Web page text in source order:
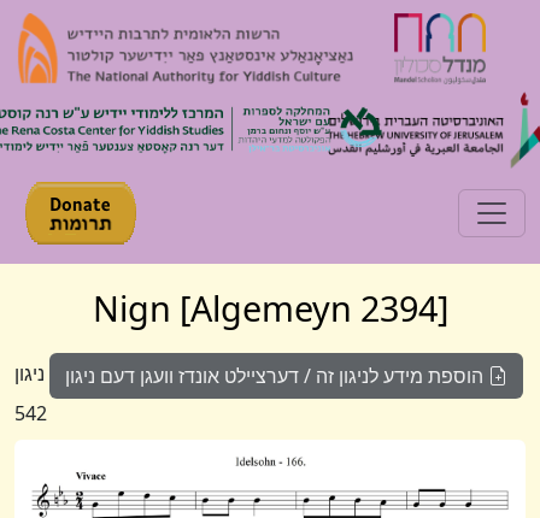
Toggle navigation
הוספת מידע לניגון זה / דערציילט אונדז וועגן דעם ניגון ניגון
542